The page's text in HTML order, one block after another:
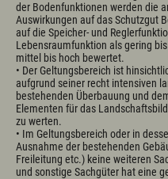
der Bodenfunktionen werden die
Auswirkungen auf das Schutzgut
auf die Speicher- und
Lebensraumfunktion als gering
mittel bis hoch bewertet.
• Der Geltungsbereich ist
aufgrund seiner recht intensiven
bestehenden Überbauung und
Elementen für das
zu werten.
• Im Geltungsbereich oder in
Ausnahme der bestehenden
Freileitung etc.) keine weiteren
und sonstige Sachgüter hat eine